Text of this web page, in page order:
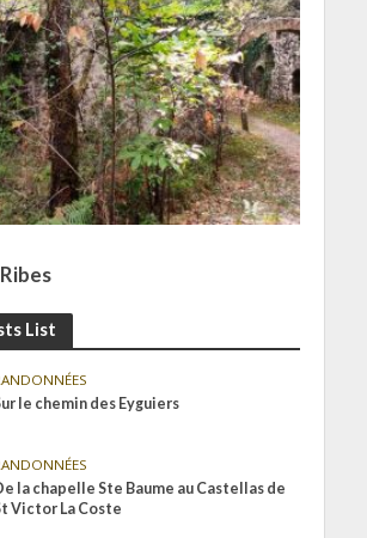
List
le chemin des Eyguiers
la chapelle Ste Baume au Castellas de
Victor La Coste